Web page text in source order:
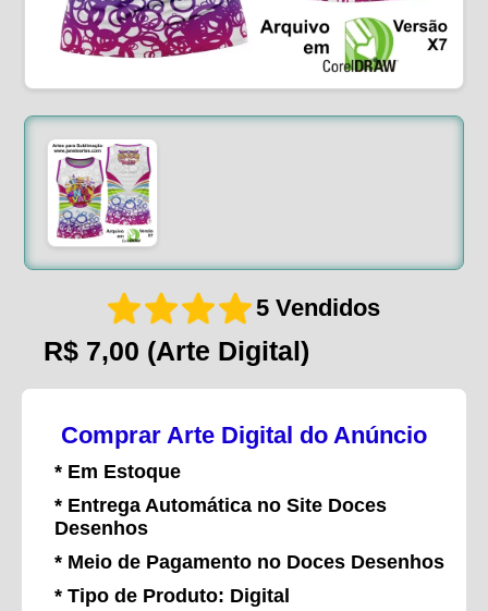
5 Vendidos
R$ 7,00 (Arte Digital)
Comprar Arte Digital do Anúncio
* Em Estoque
* Entrega Automática no Site Doces
Desenhos
* Meio de Pagamento no Doces Desenhos
* Tipo de Produto: Digital